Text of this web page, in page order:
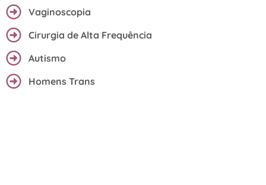
Vaginoscopia
Cirurgia de Alta Frequência
Autismo
Homens Trans